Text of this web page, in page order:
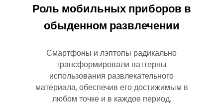
Роль мобильных приборов в
обыденном развлечении
Смартфоны и лэптопы радикально
трансформировали паттерны
использования развлекательного
материала, обеспечив его достижимым в
любом точке и в каждое период.